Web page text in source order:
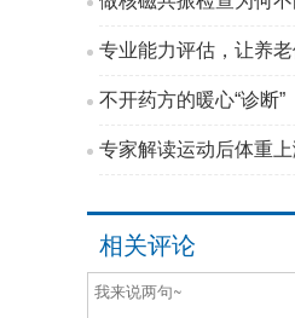
专业能力评估，让养
不开药方的暖心“诊断”
专家解读运动后体重
相关评论